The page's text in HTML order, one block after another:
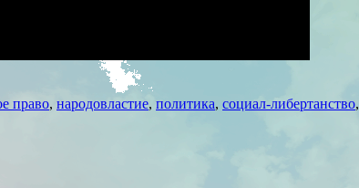
право, народовластие, политика, социал-либертанство,